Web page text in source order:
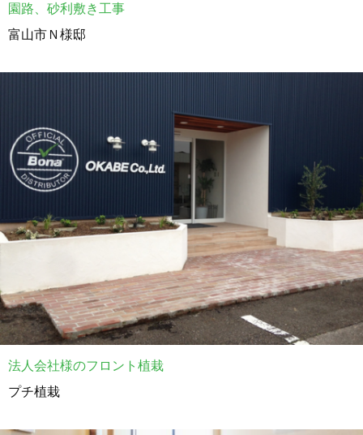
園路、砂利敷き工事
富山市Ｎ様邸
法人会社様のフロント植栽
プチ植栽